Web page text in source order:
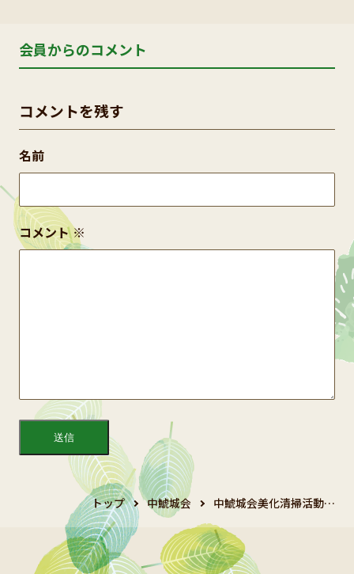
会員からのコメント
コメントを残す
コメント※
名前
トップ 中鯱城会 中鯱城会美化清掃活動…